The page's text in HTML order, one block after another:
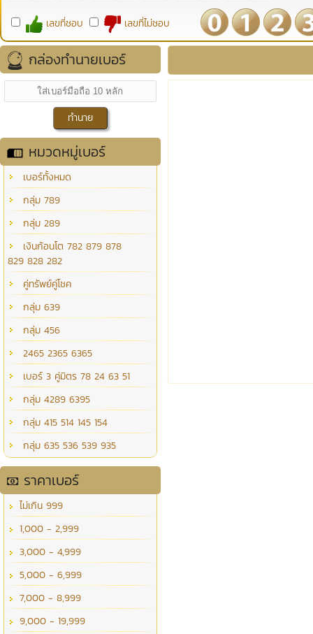
เลขที่ชอบ เลขที่ไม่ชอบ
กล่องทำนายเบอร์
หมวดหมู่เบอร์
เบอร์ทั้งหมด
กลุ่ม 789
กลุ่ม 289
เงินก้อนโต 782 879 878
829 828 282
คู่ทรัพย์คู่โชค
กลุ่ม 639
กลุ่ม 456
2465 2365 6365
เบอร์ 3 คู่มิตร 78 24 63 51
กลุ่ม 4289 6395
กลุ่ม 415 514 145 154
กลุ่ม 635 536 539 935
ราคาเบอร์
ไม่เกิน 999
1,000 - 2,999
3,000 - 4,999
5,000 - 6,999
7,000 - 8,999
9,000 - 19,999